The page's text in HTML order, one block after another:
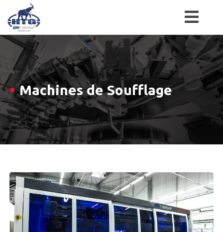
Skip
content
Machines de Soufflage